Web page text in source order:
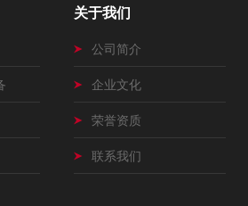
关于我们
公司简介
企业文化
荣誉资质
联系我们